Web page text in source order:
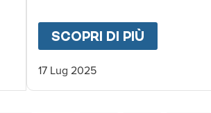
COMPIUTA
LA SICCITÀ SPINGE LE
SCOPRI DI PIÙ
17 Lug 2025